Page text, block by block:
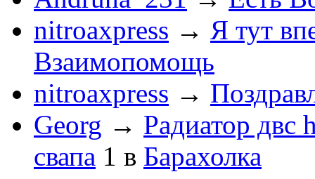
nitroaxpress → Я тут
Взаимопомощь
nitroaxpress →
Georg → Радиатор двс
свапа 1 в Барахолка